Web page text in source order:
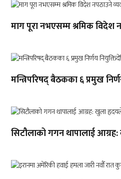
माग पूरा नभएसम्म श्रमिक विदेश
मन्त्रिपरिषद् बैठकका ६ प्रमुख
सिटौलाको गगन थापालाई